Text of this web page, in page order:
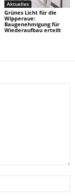
Aktuelles
Grünes Licht für die
Wipperaue:
Baugenehmigung für
Wiederaufbau erteilt